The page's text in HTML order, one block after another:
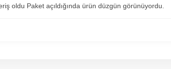
oldu Paket açıldığında ürün düzgün görünüyordu.